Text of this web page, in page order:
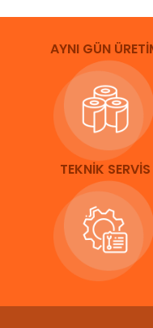
AYNI GÜN
TEKNİK SERVİS